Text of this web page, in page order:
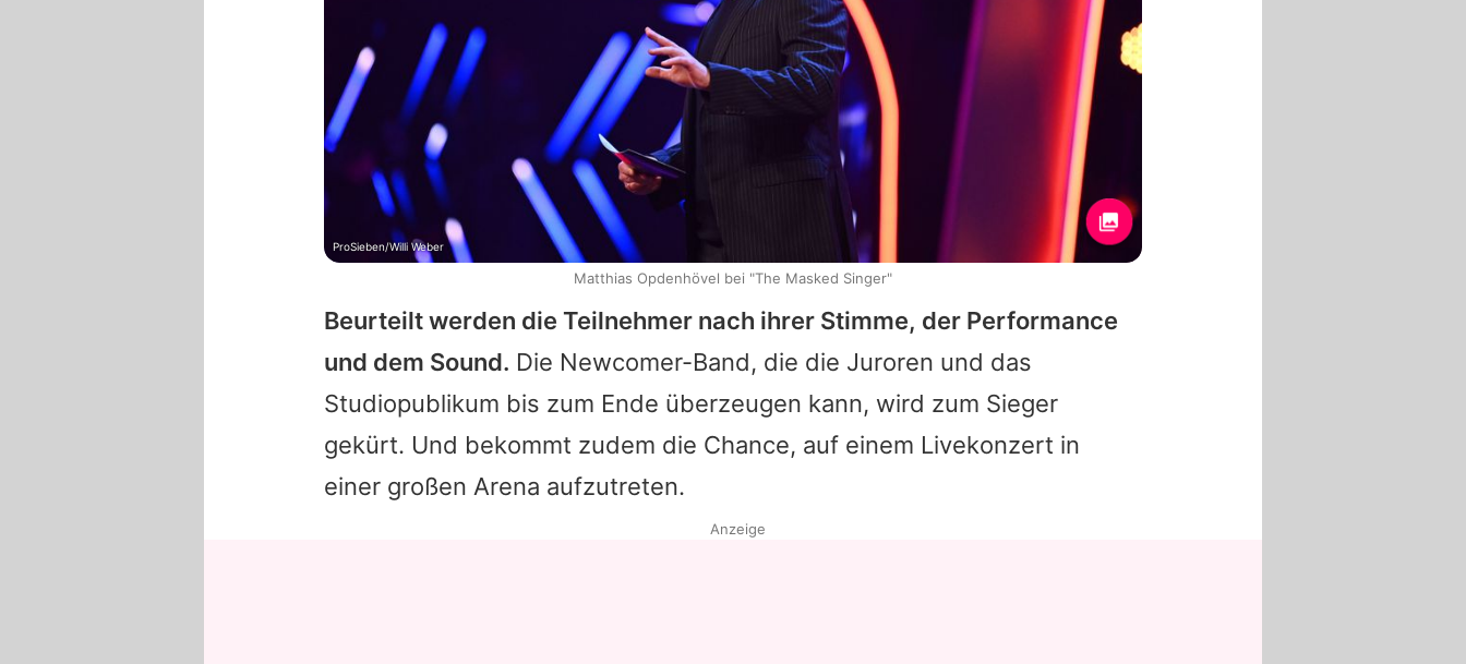
Beurteilt werden die Teilnehmer nach ihrer Stimme, der Performance
und dem Sound. Die Newcomer-Band, die die Juroren und das
Studiopublikum bis zum Ende überzeugen kann, wird zum Sieger
gekürt. Und bekommt zudem die Chance, auf einem Livekonzert in
einer großen Arena aufzutreten.
ProSieben/Willi Weber
Matthias Opdenhövel bei "The Masked Singer"
Anzeige